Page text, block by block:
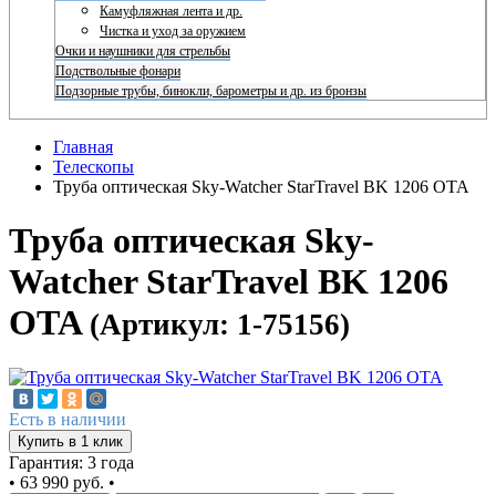
Камуфляжная лента и др.
Чистка и уход за оружием
Очки и наушники для стрельбы
Подствольные фонари
Подзорные трубы, бинокли, барометры и др. из бронзы
Главная
Телескопы
Труба оптическая Sky-Watcher StarTravel BK 1206 OTA
Труба оптическая Sky-
Watcher StarTravel BK 1206
OTA (Артикул: 1-75156)
Есть в наличии
Купить в 1 клик
Гарантия: 3 года
• 63 990 руб. •